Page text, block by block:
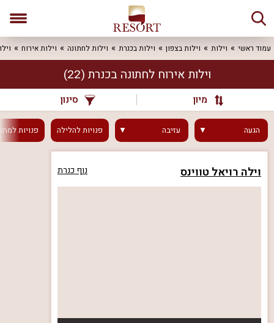
עמוד ראשי וילות וילות בצפון וילות בכנרת וילות לחתונה וילות אירוח
וילות אירוח לחתונה בכנרת (22)
מיון סינון
הגעה עזיבה פנויותלהלילה פנויות
וילה רויאל טווינס נוף כנרת